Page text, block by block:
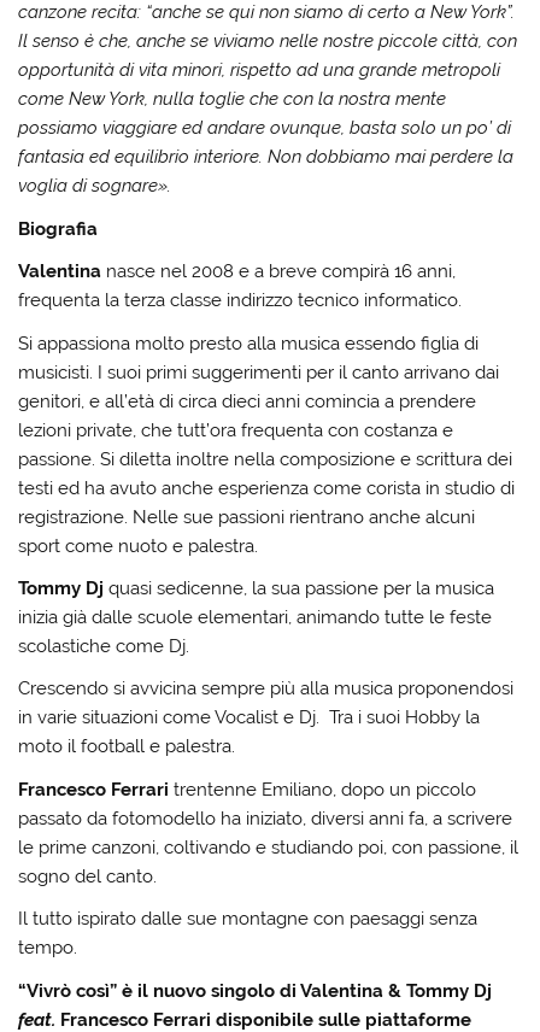
canzone recita: “anche se qui non siamo di certo a New York”.
Il senso è che, anche se viviamo nelle nostre piccole città, con
opportunità di vita minori, rispetto ad una grande metropoli
come New York, nulla toglie che con la nostra mente
possiamo viaggiare ed andare ovunque, basta solo un po’ di
fantasia ed equilibrio interiore. Non dobbiamo mai perdere la
voglia di sognare».
Biografia
Valentina nasce nel 2008 e a breve compirà 16 anni,
frequenta la terza classe indirizzo tecnico informatico.
Si appassiona molto presto alla musica essendo figlia di
musicisti. I suoi primi suggerimenti per il canto arrivano dai
genitori, e all’età di circa dieci anni comincia a prendere
lezioni private, che tutt’ora frequenta con costanza e
passione. Si diletta inoltre nella composizione e scrittura dei
testi ed ha avuto anche esperienza come corista in studio di
registrazione. Nelle sue passioni rientrano anche alcuni
sport come nuoto e palestra.
Tommy Djquasi sedicenne, la sua passione per la musica
inizia già dalle scuole elementari, animando tutte le feste
scolastiche come Dj.
Crescendo si avvicina sempre più alla musica proponendosi
in varie situazioni come Vocalist e Dj. Tra i suoi Hobby la
moto il football e palestra.
Francesco Ferraritrentenne Emiliano, dopo un piccolo
passato da fotomodello ha iniziato, diversi anni fa, a scrivere
le prime canzoni, coltivando e studiando poi, con passione, il
sogno del canto.
Il tutto ispirato dalle sue montagne con paesaggi senza
tempo.
“Vivrò così” è il nuovo singolo di Valentina & Tommy Dj
feat. Francesco Ferrari disponibile sulle piattaforme